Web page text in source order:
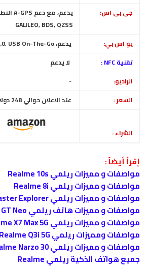
جى بى اس:
GALILEO, BDS, QZSS
يو اس بي:
يدعم، USB Type-C 2.0, USB On-The-Go
تقنية NFC :
لايدعم
الراديو:
-
السعر :
عند الاعلان حوالي 248 دولار أمريكي
الشراء :
إقرأ أيضاً :
مواصفات و مميزات ريلمي Realme 10s
مواصفات و مميزات ريلمي Realme 8i
مواصفات و مميزات ريلمي Realme GT Master Explorer
مواصفات و مميزات هاتف ريلمي Realme GT Neo
مواصفات و مميزات ريلمي Realme X7 Max 5G
مواصفات ومميزات ريلمي Realme Q3i 5G
مواصفات و مميزات ريلمي Realme Narzo 30
جميع هواتف الذكية ريلمي Realme